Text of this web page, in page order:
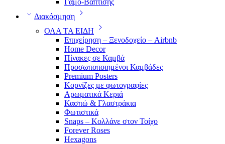
Διακόσμηση
ΟΛΑ ΤΑ ΕΙΔΗ
Επιχείρηση – Ξενοδοχείο – Airbnb
Home Decor
Πίνακες σε Καμβά
Προσωποποιημένοι Καμβάδες
Premium Posters
Κορνίζες με φωτογραφίες
Αρωματικά Κεριά
Κασπώ & Γλαστράκια
Φωτιστικά
Snaps – Κολλάνε στον Τοίχο
Forever Roses
Hexagons